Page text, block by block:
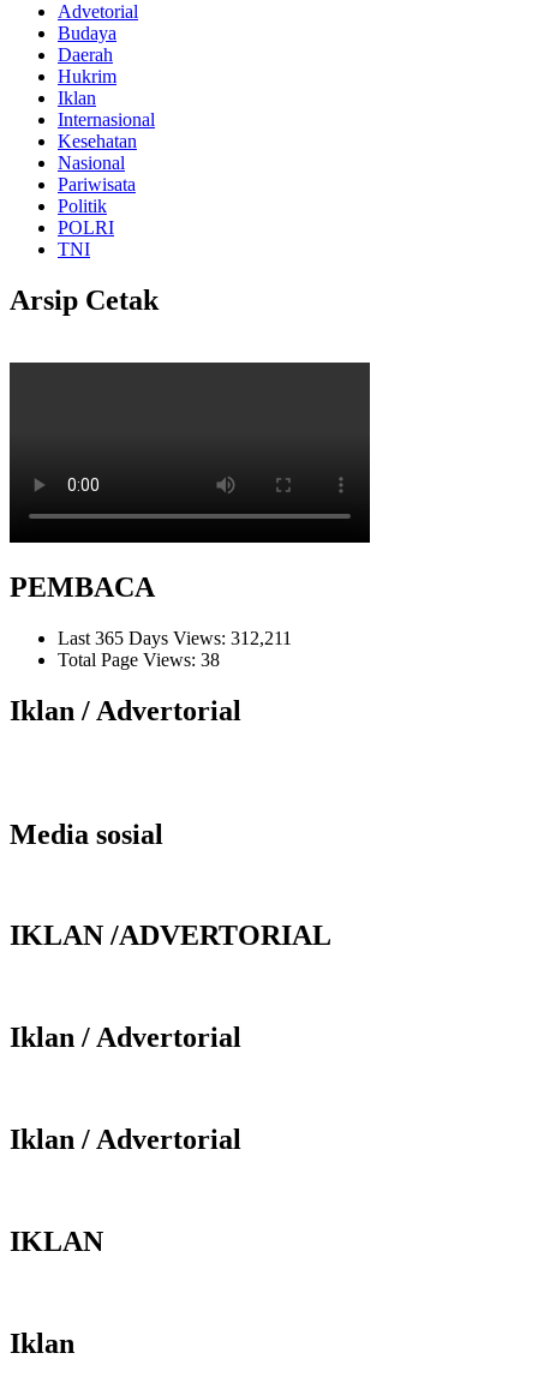
Advetorial
Budaya
Daerah
Hukrim
Iklan
Internasional
Kesehatan
Nasional
Pariwisata
Politik
POLRI
TNI
Arsip Cetak
PEMBACA
Last 365 Days Views: 312,211
Total Page Views: 38
Iklan / Advertorial
Media sosial
IKLAN /ADVERTORIAL
Iklan / Advertorial
Iklan / Advertorial
IKLAN
Iklan